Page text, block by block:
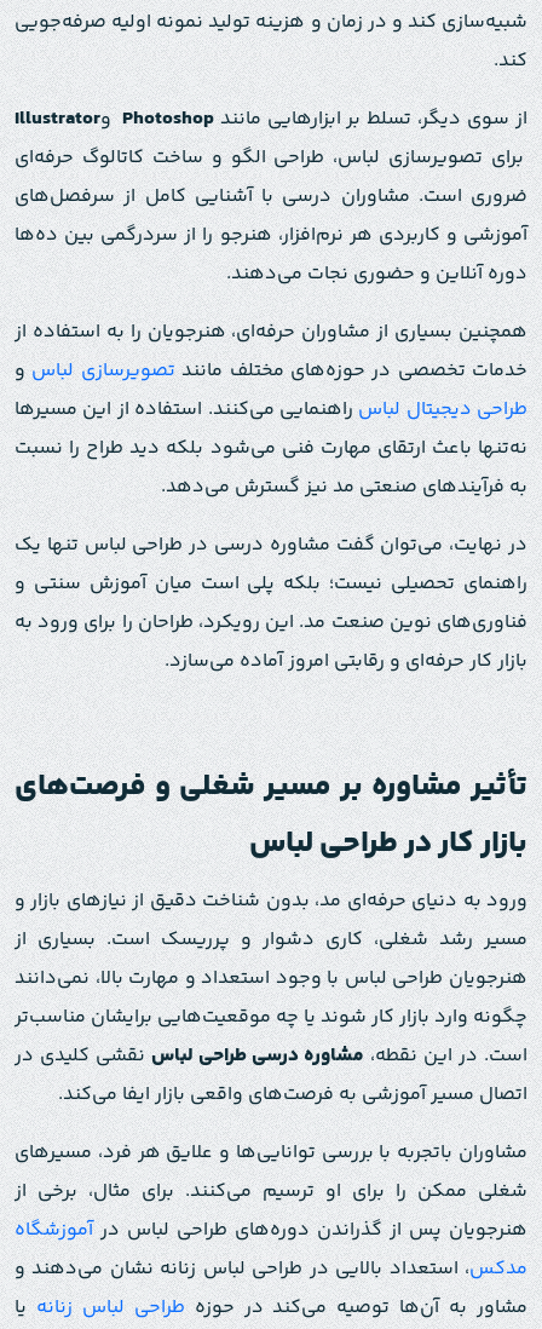
شبیه‌سازی کند و در زمان و هزینه تولید نمونه اولیه صرفه‌جویی
کند.
از سوی دیگر، تسلط بر ابزارهایی مانندPhotoshopوIllustrator
برای تصویرسازی لباس، طراحی الگو و ساخت کاتالوگ حرفه‌ای
ضروری است. مشاوران درسی با آشنایی کامل از سرفصل‌های
آموزشی و کاربردی هر نرم‌افزار، هنرجو را از سردرگمی بین ده‌ها
دوره آنلاین و حضوری نجات می‌دهند.
همچنین بسیاری از مشاوران حرفه‌ای، هنرجویان را به استفاده از
خدمات تخصصی در حوزه‌های مختلف مانندتصویرسازی لباسو
طراحی دیجیتال لباسراهنمایی می‌کنند. استفاده از این مسیرها
نه‌تنها باعث ارتقای مهارت فنی می‌شود بلکه دید طراح را نسبت
به فرآیندهای صنعتی مد نیز گسترش می‌دهد.
در نهایت، می‌توان گفت مشاوره درسی در طراحی لباس تنها یک
راهنمای تحصیلی نیست؛ بلکه پلی است میان آموزش سنتی و
فناوری‌های نوین صنعت مد. این رویکرد، طراحان را برای ورود به
بازار کار حرفه‌ای و رقابتی امروز آماده می‌سازد.
تأثیر مشاوره بر مسیر شغلی و فرصت‌های
بازار کار در طراحی لباس
ورود به دنیای حرفه‌ای مد، بدون شناخت دقیق از نیازهای بازار و
مسیر رشد شغلی، کاری دشوار و پرریسک است. بسیاری از
هنرجویان طراحی لباس با وجود استعداد و مهارت بالا، نمی‌دانند
چگونه وارد بازار کار شوند یا چه موقعیت‌هایی برایشان مناسب‌تر
است. در این نقطه،مشاوره درسی طراحی لباسنقشی کلیدی در
اتصال مسیر آموزشی به فرصت‌های واقعی بازار ایفا می‌کند.
مشاوران باتجربه با بررسی توانایی‌ها و علایق هر فرد، مسیرهای
شغلی ممکن را برای او ترسیم می‌کنند. برای مثال، برخی از
هنرجویان پس از گذراندن دوره‌های طراحی لباس درآموزشگاه
مدکس، استعداد بالایی در طراحی لباس زنانه نشان می‌دهند و
مشاور به آن‌ها توصیه می‌کند در حوزهطراحی لباس زنانهیا